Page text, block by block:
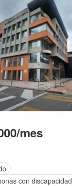
mes
con discapacidad